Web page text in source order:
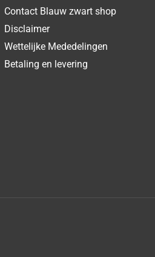
Contact Blauw zwart shop
Disclaimer
Wettelijke Mededelingen
Betaling en levering